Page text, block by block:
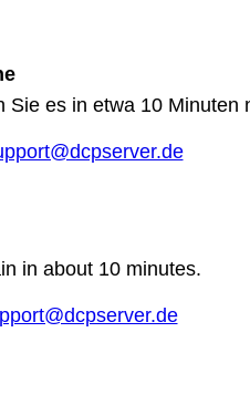
es in etwa 10 Minuten
in about 10 minutes.